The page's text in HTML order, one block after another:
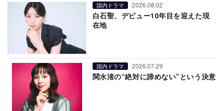
国内ドラマ 2026.08.02
白石聖、デビュー10年目を迎えた現
在地
国内ドラマ 2026.07.29
関水渚の“絶対に諦めない”という決意